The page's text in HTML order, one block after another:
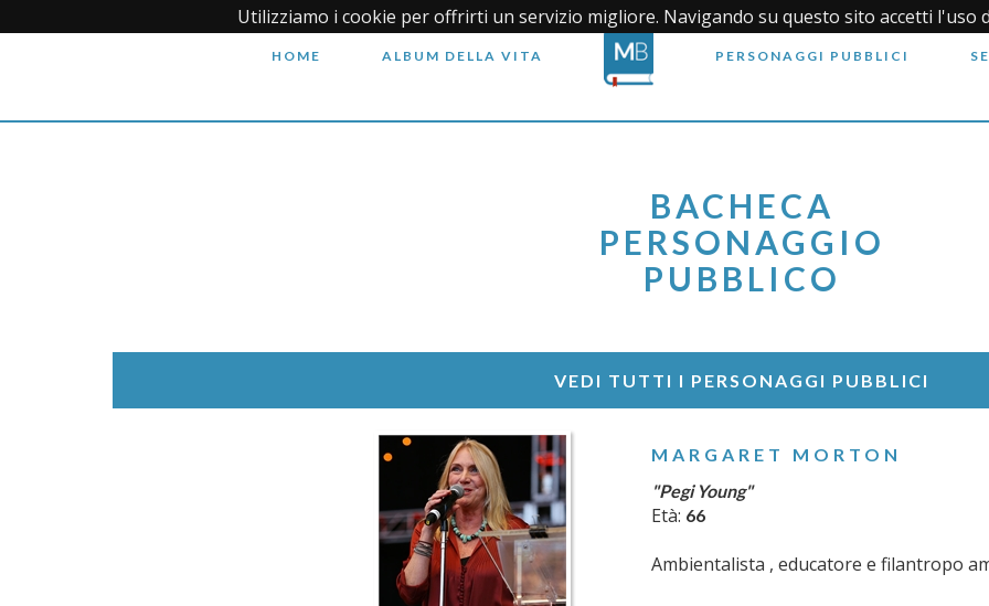
Utilizziamo i cookie per offrirti un servizio migliore. Navigando su questo sito accetti l'uso
HOME ALBUM DELLA VITA PERSONAGGI PUBBLICI
BACHECA
PERSONAGGIO
PUBBLICO
VEDI TUTTI I PERSONAGGI PUBBLICI
MARGARET MORTON
"Pegi Young"
Età: 66
Ambientalista , educatore e filantropo